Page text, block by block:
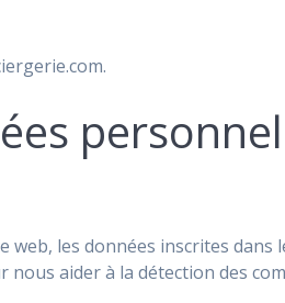
les données inscrites
aider à la détection des